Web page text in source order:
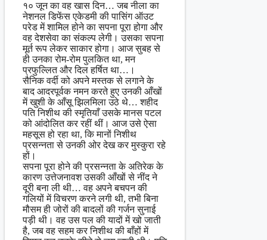
१० जून का वह खास दिन… जब नीला का
नेशनल डिफेंस एकेडमी की पासिंग ऑउट
परेड में शामिल होने का सपना पूरा होगा और
वह देशसेवा का संकल्प लेगी। उसका सपना
मूर्त रूप लेकर साकार होगा। आज सुबह से
ही उनका रोम-रोम पुलकित था, मन
प्रफुल्लित और दिल हर्षित था…।
सैनिक वर्दी को अपने मस्तक से लगाने के
बाद आदरपूर्वक नमन करते हुए उनकी आँखों
में खुशी के आँसू झिलमिला उठे थे… शहीद
पति निशीथ की स्मृतियाँ उसके मानस पटल
को आंदोलित कर रहीं थीं। आज उसे ऐसा
महसूस हो रहा था, कि मानों निशीथ
प्रसन्नता से उनकी ओर देख कर मुस्कुरा रहे
हों।
सपना पूरा होने की प्रसन्नता के अतिरेक के
कारण उत्तेजनावश उसकी आँखों से नींद ने
दूरी बना ली थी… वह अपने बचपन की
गलियों में विचरण करने लगी थी, तभी बिना
मौसम ही जोरों की बादलों की गर्जन सुनाई
पड़ी थी। वह उस पल की यादों में खो जाती
है, जब वह सहम कर निशीथ की बाँहों में